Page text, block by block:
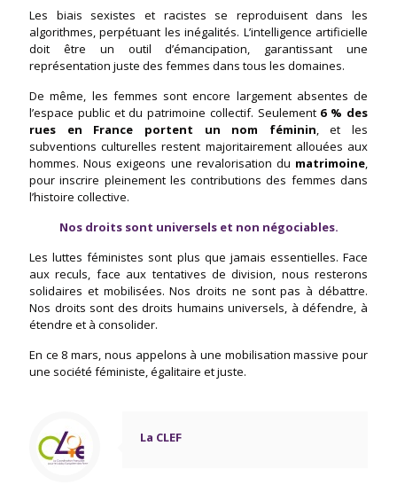
Les biais sexistes et racistes se reproduisent dans les
algorithmes, perpétuant les inégalités. L’intelligence artificielle
doit être un outil d’émancipation, garantissant une
représentation juste des femmes dans tous les domaines.
De même, les femmes sont encore largement absentes de
l’espace public et du patrimoine collectif. Seulement 6 % des
rues en France portent un nom féminin, et les
subventions culturelles restent majoritairement allouées aux
hommes. Nous exigeons une revalorisation du matrimoine,
pour inscrire pleinement les contributions des femmes dans
l’histoire collective.
Nos droits sont universels et non négociables.
Les luttes féministes sont plus que jamais essentielles. Face
aux reculs, face aux tentatives de division, nous resterons
solidaires et mobilisées. Nos droits ne sont pas à débattre.
Nos droits sont des droits humains universels, à défendre, à
étendre et à consolider.
En ce 8 mars, nous appelons à une mobilisation massive pour
une société féministe, égalitaire et juste.
La CLEF